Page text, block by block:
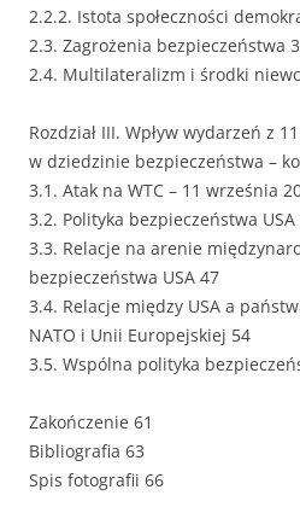
2.2.2. Istota społeczności
2.3. Zagrożenia bezpieczeństwa
2.4. Multilateralizm i środki
Rozdział III. Wpływ wydarzeń z
w dziedzinie bezpieczeństwa –
3.1. Atak na WTC – 11 września
3.2. Polityka bezpieczeństwa
3.3. Relacje na arenie
bezpieczeństwa USA 47
3.4. Relacje między USA a
NATO i Unii Europejskiej 54
3.5. Wspólna polityka
Zakończenie 61
Bibliografia 63
Spis fotografii 66